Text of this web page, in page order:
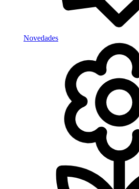
Novedades